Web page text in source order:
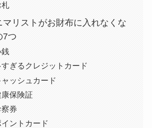
札
マリストがお財布に入れなくな
7つ
すぎるクレジットカード
ッシュカード
保険証
券
ントカード